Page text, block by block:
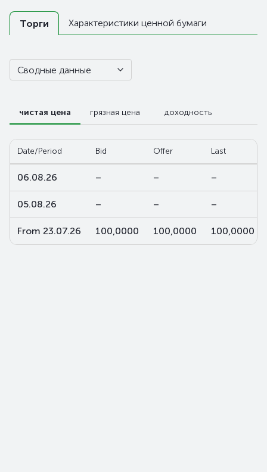
Торги Характеристики ценной бумаги
Сводные данные
чистая цена грязная цена доходность
Date/Period Bid Offer Last
06.08.26 – – –
05.08.26 – – –
From 23.07.26 100,0000 100,0000 100,0000